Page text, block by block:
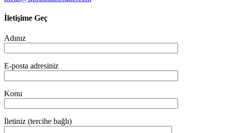
İletişime Geç
Adınız
E-posta adresiniz
Konu
İletiniz (tercihe bağlı)